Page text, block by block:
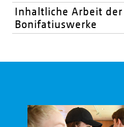
Inhaltliche Arbeit der
Bonifatiuswerke